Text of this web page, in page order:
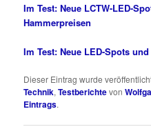
Im Test: Neue LCTW-LED-
Hammerpreisen
Im Test: Neue LED-Spots
Dieser Eintrag wurde
Technik,Testberichtevon
Eintrags.